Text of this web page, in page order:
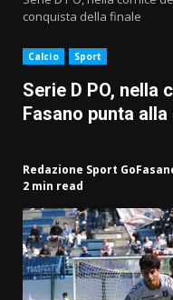
conquista della finale
Calcio Sport
Serie D PO, nella
Fasano punta
Redazione Sport
2 min read